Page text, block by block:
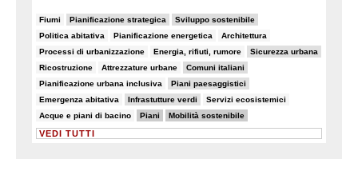
Fiumi
8/82 Pianificazione strategica
11/82 Sviluppo sostenibile
19/82
Politica abitativa
8/82 Pianificazione energetica
5/82 Architettura
7/82
Processi di urbanizzazione
8/82 Energia, rifiuti, rumore
6/82 Sicurezza urbana
10/82
Ricostruzione
6/82 Attrezzature urbane
5/82 Comuni italiani
18/82
Pianificazione urbana inclusiva
5/82 Piani paesaggistici
10/82
Emergenza abitativa
7/82 Infrastutture verdi
10/82 Servizi ecosistemici
6/82
Acque e piani di bacino
5/82 Piani
28/82 Mobilità sostenibile
25/82
VEDI TUTTI